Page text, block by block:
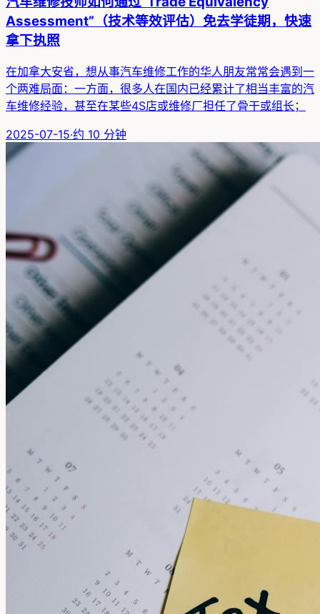
Assessment”（技术等效评估）免去学徒期，快速
拿下执照
在加拿大安省，想从事汽车维修工作的华人朋友常常会遇到一
个两难局面：一方面，很多人在国内已经累计了相当丰富的汽
车维修经验，甚至在某些4S店或维修厂担任了骨干或组长；
2025-07-15·约 10 分钟